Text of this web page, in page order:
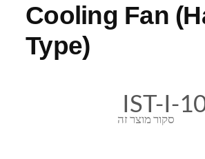
Cooling Fan
Type)
סקור מוצר זה
IST-I-